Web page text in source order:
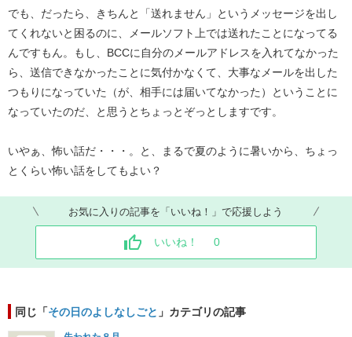
でも、だったら、きちんと「送れません」というメッセージを出し
てくれないと困るのに、メールソフト上では送れたことになってる
んですもん。もし、BCCに自分のメールアドレスを入れてなかった
ら、送信できなかったことに気付かなくて、大事なメールを出した
つもりになっていた（が、相手には届いてなかった）ということに
なっていたのだ、と思うとちょっとぞっとしますです。
いやぁ、怖い話だ・・・。と、まるで夏のように暑いから、ちょっ
とくらい怖い話をしてもよい？
お気に入りの記事を「いいね！」で応援しよう
いいね！ 0
同じ「その日のよしなしごと 」カテゴリの記事